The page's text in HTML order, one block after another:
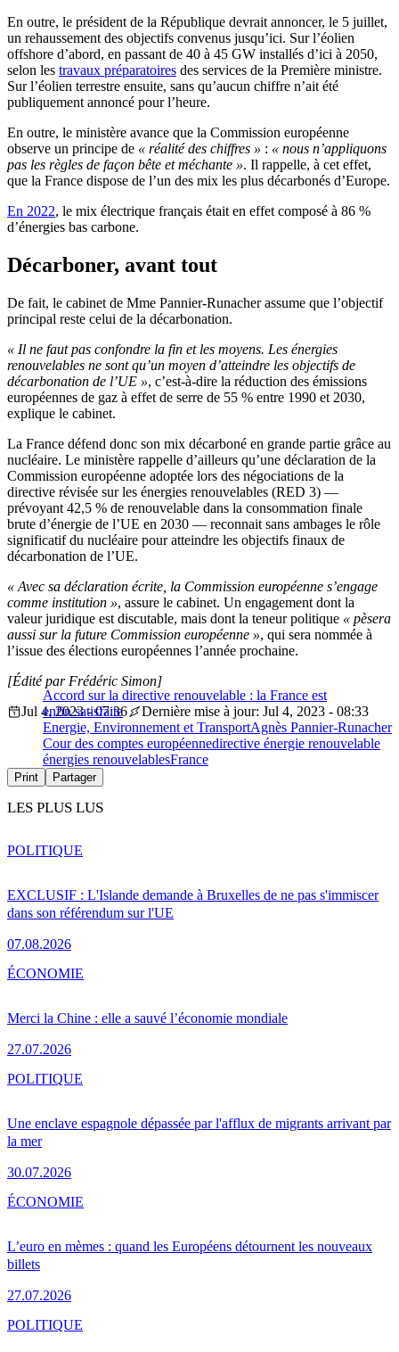
En outre, le président de la République devrait annoncer, le 5 juillet,
un rehaussement des objectifs convenus jusqu’ici. Sur l’éolien
offshore d’abord, en passant de 40 à 45 GW installés d’ici à 2050,
selon les travaux préparatoires des services de la Première ministre.
Sur l’éolien terrestre ensuite, sans qu’aucun chiffre n’ait été
publiquement annoncé pour l’heure.
En outre, le ministère avance que la Commission européenne
observe un principe de « réalité des chiffres » : « nous n’appliquons
pas les règles de façon bête et méchante ». Il rappelle, à cet effet,
que la France dispose de l’un des mix les plus décarbonés d’Europe.
En 2022, le mix électrique français était en effet composé à 86 %
d’énergies bas carbone.
Décarboner, avant tout
De fait, le cabinet de Mme Pannier-Runacher assume que l’objectif
principal reste celui de la décarbonation.
« Il ne faut pas confondre la fin et les moyens. Les énergies
renouvelables ne sont qu’un moyen d’atteindre les objectifs de
décarbonation de l’UE », c’est-à-dire la réduction des émissions
européennes de gaz à effet de serre de 55 % entre 1990 et 2030,
explique le cabinet.
La France défend donc son mix décarboné en grande partie grâce au
nucléaire. Le ministère rappelle d’ailleurs qu’une déclaration de la
Commission européenne adoptée lors des négociations de la
directive révisée sur les énergies renouvelables (RED 3) —
prévoyant 42,5 % de renouvelable dans la consommation finale
brute d’énergie de l’UE en 2030 — reconnait sans ambages le rôle
significatif du nucléaire pour atteindre les objectifs finaux de
décarbonation de l’UE.
« Avec sa déclaration écrite, la Commission européenne s’engage
comme institution », assure le cabinet. Un engagement dont la
valeur juridique est discutable, mais dont la teneur politique « pèsera
aussi sur la future Commission européenne », qui sera nommée à
l’issue des élections européennes l’année prochaine.
Accord sur la directive renouvelable : la France est
enfin satisfaite
[Édité par Frédéric Simon]
Jul 4, 2023 - 07:36
Dernière mise à jour: Jul 4, 2023 - 08:33
Energie, Environnement et TransportAgnès Pannier-Runacher
Cour des comptes européennedirective énergie renouvelable
énergies renouvelablesFrance
Print Partager
LES PLUS LUS
EXCLUSIF : L'Islande demande à Bruxelles de ne pas s'immiscer
dans son référendum sur l'UE
07.08.2026
POLITIQUE
Merci la Chine : elle a sauvé l’économie mondiale
27.07.2026
ÉCONOMIE
Une enclave espagnole dépassée par l'afflux de migrants arrivant par
la mer
30.07.2026
POLITIQUE
L’euro en mèmes : quand les Européens détournent les nouveaux
billets
27.07.2026
ÉCONOMIE
POLITIQUE